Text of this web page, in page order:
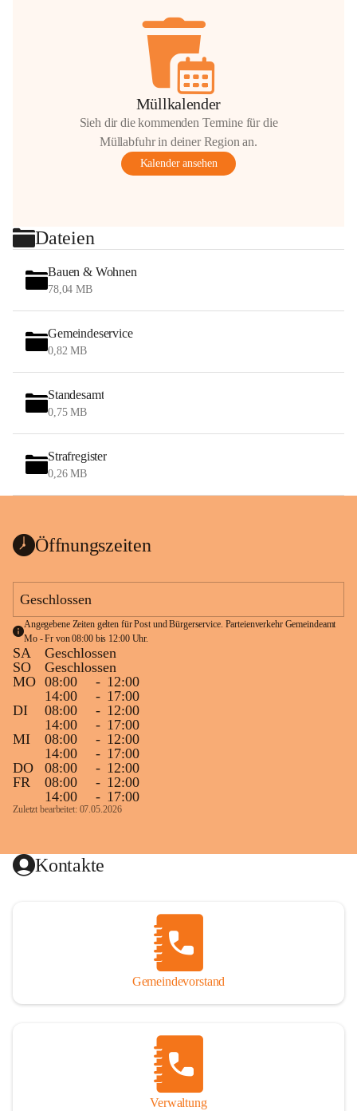
Müllkalender
Sieh dir die kommenden Termine für die
Müllabfuhr in deiner Region an.
Kalender ansehen
Dateien
Bauen & Wohnen
78,04 MB
Gemeindeservice
0,82 MB
Standesamt
0,75 MB
Strafregister
0,26 MB
Öffnungszeiten
Geschlossen
Angegebene Zeiten gelten für Post und Bürgerservice. Parteienverkehr Gemeindeamt
Mo - Fr von 08:00 bis 12:00 Uhr.
SA
Geschlossen
SO
Geschlossen
MO 08:00 - 12:00
14:00
- 17:00
DI
08:00 - 12:00
14:00
- 17:00
MI
08:00 - 12:00
14:00
- 17:00
DO
08:00 - 12:00
FR
08:00 - 12:00
14:00
- 17:00
Zuletzt bearbeitet: 07.05.2026
Kontakte
Gemeindevorstand
Verwaltung